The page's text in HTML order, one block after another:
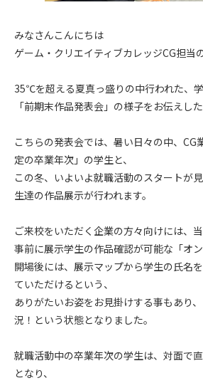
みなさんこんにちは
ゲーム・クリエイティブカレッジCG担当
35℃を超える夏真っ盛りの中行われた、
「前期末作品発表会」の様子をお伝えし
こちらの発表会では、暑い日々の中、
定の卒業年次」の学生と、
この冬、いよいよ就職活動のスタートが
生達の作品展示が行われます。
ご来校をいただく企業の方々向けには、
事前に展示学生の作品確認が可能な「オ
開場後には、展示マップから学生の氏名
ていただけるという、
ありがたいお姿をお見掛けする事もあり
況！という状態となりました。
就職活動中の卒業年次の学生は、対面で
となり、